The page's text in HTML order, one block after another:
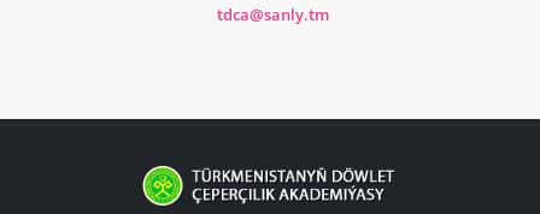
tdca@sanly.tm